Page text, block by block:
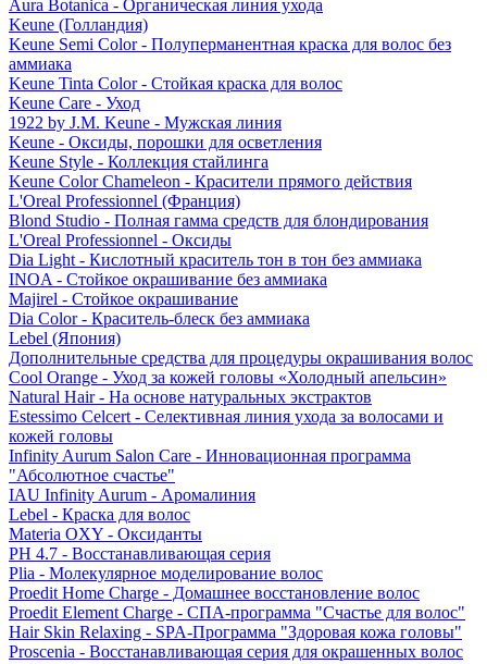
Aura Botanica - Органическая линия ухода
Keune (Голландия)
Keune Semi Color - Полуперманентная краска для волос без
аммиака
Keune Tinta Color - Стойкая краска для волос
Keune Care - Уход
1922 by J.M. Keune - Мужская линия
Keune - Оксиды, порошки для осветления
Keune Style - Коллекция стайлинга
Keune Color Chameleon - Красители прямого действия
L'Oreal Professionnel (Франция)
Blond Studio - Полная гамма средств для блондирования
L'Oreal Professionnel - Оксиды
Dia Light - Кислотный краситель тон в тон без аммиака
INOA - Стойкое окрашивание без аммиака
Majirel - Стойкое окрашивание
Dia Color - Краситель-блеск без аммиака
Lebel (Япония)
Дополнительные средства для процедуры окрашивания волос
Cool Orange - Уход за кожей головы «Холодный апельсин»
Natural Hair - На основе натуральных экстрактов
Estessimo Celcert - Селективная линия ухода за волосами и
кожей головы
Infinity Aurum Salon Care - Инновационная программа
"Абсолютное счастье"
IAU Infinity Aurum - Аромалиния
Lebel - Краска для волос
Materia OXY - Оксиданты
PH 4.7 - Восстанавливающая серия
Plia - Молекулярное моделирование волос
Proedit Home Charge - Домашнее восстановление волос
Proedit Element Charge - СПА-программа "Счастье для волос"
Hair Skin Relaxing - SPA-Программа "Здоровая кожа головы"
Proscenia - Восстанавливающая серия для окрашенных волос